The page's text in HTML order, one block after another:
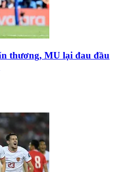
thương, MU lại đau đầu